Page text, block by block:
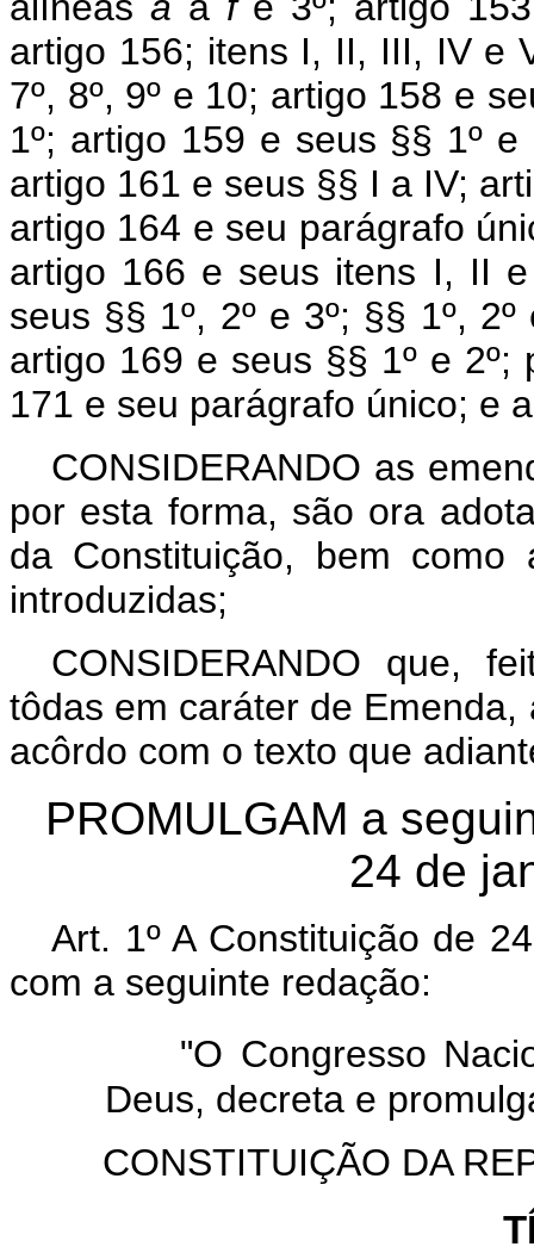
artigo 156; itens I, II, III, IV e
7º, 8º, 9º e 10; artigo 158 e
1º; artigo 159 e seus §§ 1º
artigo 161 e seus §§ I a IV;
artigo 164 e seu parágrafo
artigo 166 e seus itens I, II
seus §§ 1º, 2º e 3º; §§ 1º,
artigo 169 e seus §§ 1º e
171 e seu parágrafo único; e
CONSIDERANDO as
por esta forma, são ora
da Constituição, bem
introduzidas;
CONSIDERANDO que,
tôdas em caráter de
acôrdo com o texto que
PROMULGAM a
24 de
Art. 1º A Constituição de
com a seguinte redação:
"O Congresso
Deus, decreta e
CONSTITUIÇÃO DA